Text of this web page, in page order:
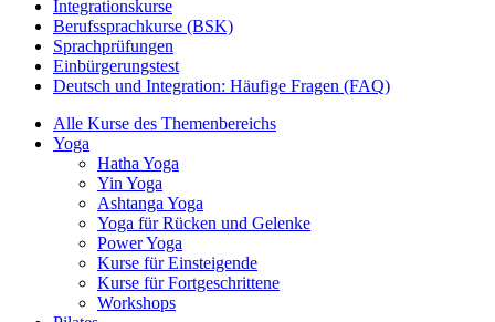
Integrationskurse
Berufssprachkurse (BSK)
Sprachprüfungen
Einbürgerungstest
Deutsch und Integration: Häufige Fragen (FAQ)
Alle Kurse des Themenbereichs
Yoga
Hatha Yoga
Yin Yoga
Ashtanga Yoga
Yoga für Rücken und Gelenke
Power Yoga
Kurse für Einsteigende
Kurse für Fortgeschrittene
Workshops